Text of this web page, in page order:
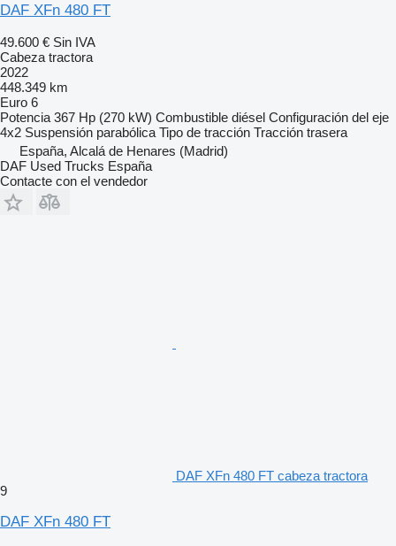
DAF XFn 480 FT
49.600 € Sin IVA
Cabeza tractora
2022
448.349 km
Euro 6
Potencia 367 Hp (270 kW) Combustible diésel Configuración del eje
4x2 Suspensión parabólica Tipo de tracción Tracción trasera
España, Alcalá de Henares (Madrid)
DAF Used Trucks España
Contacte con el vendedor
DAF XFn 480 FT cabeza tractora
9
DAF XFn 480 FT